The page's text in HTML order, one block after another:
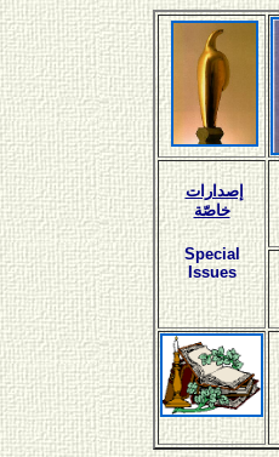
إصدارات
خاصّة
Special
Issues